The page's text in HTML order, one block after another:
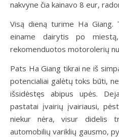
nakvyne čia kainavo 8 eur,
Visą dieną turime Ha Giang.
einame dairytis po
rekomenduotos motorolerių
Pats Ha Giang tikrai ne iš
potencialiai galėtų toks būti,
išsidėstęs abipus upės.
pastatai įvairių įvairiausi,
niekur nėra, visur didelis
automobilių variklių gausmo,